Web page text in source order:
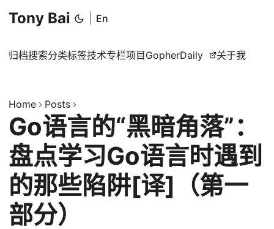
Tony Bai En
归档搜索分类标签技术专栏项目 GopherDaily 关于我
Home Posts
Go语言的“黑暗角落”：
盘点学习Go语言时遇到
的那些陷阱[译]（第一
部分）